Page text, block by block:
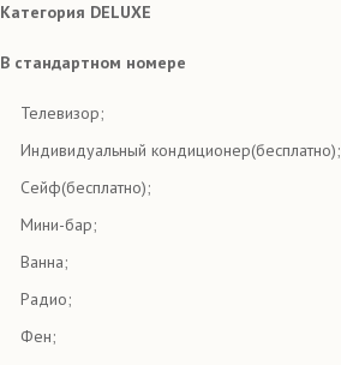
Категория DELUXE
В стандартном номере
Телевизор;
Индивидуальный кондиционер(бесплатно);
Сейф(бесплатно);
Мини-бар;
Ванна;
Радио;
Фен;